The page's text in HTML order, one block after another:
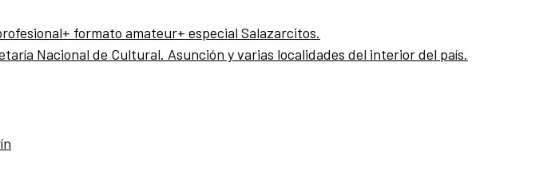
formato amateur+ especial Salazarcitos.
Nacional de Cultural. Asunción y varias localidades del interior del país.